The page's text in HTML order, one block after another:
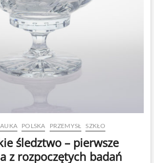
POLSKA PRZEMYSŁ SZKŁO
śledztwo – pierwsze
z rozpoczętych badań